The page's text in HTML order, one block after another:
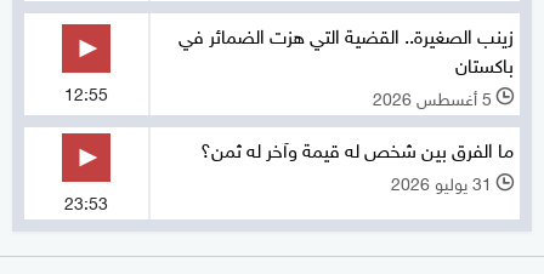
زينب الصغيرة.. القضية التي هزت الضمائر في
باكستان
l 5 أغسطس 2026 12:55
ما الفرق بين شخص له قيمة وآخر له ثمن؟
l 31 يوليو 2026
23:53